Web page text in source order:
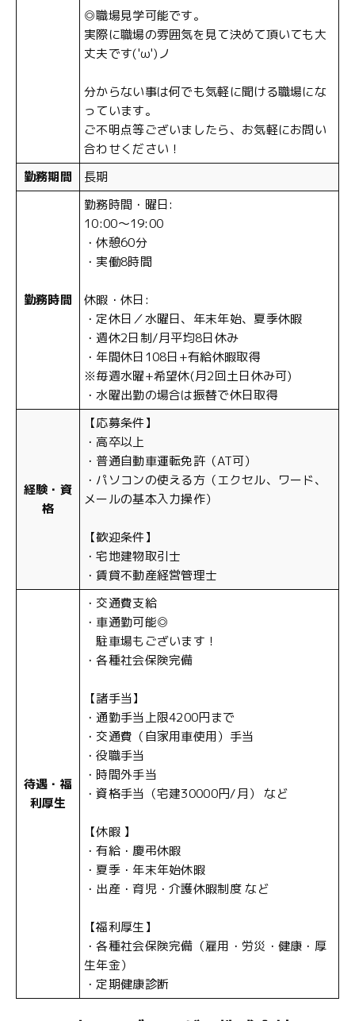
◎職場見学可能です。
実際に職場の雰囲気を見て決めて頂いても大
丈夫です('ω')ノ
分からない事は何でも気軽に聞ける職場にな
っています。
ご不明点等ございましたら、お気軽にお問い
合わせください！
勤務期間
長期
勤務時間
勤務時間・曜日:
10:00～19:00
・休憩60分
・実働8時間
休暇・休日:
・定休日／水曜日、年末年始、夏季休暇
・週休2日制/月平均8日休み
・年間休日108日+有給休暇取得
※毎週水曜+希望休(月2回土日休み可)
・水曜出勤の場合は振替で休日取得
経験・資
格
【応募条件】
・高卒以上
・普通自動車運転免許（AT可）
・パソコンの使える方（エクセル、ワード、
メールの基本入力操作）
【歓迎条件】
・宅地建物取引士
・賃貸不動産経営管理士
待遇・福
利厚生
・交通費支給
・車通勤可能◎
駐車場もございます！
・各種社会保険完備
【諸手当】
・通勤手当上限4200円まで
・交通費（自家用車使用）手当
・役職手当
・時間外手当
・資格手当（宅建30000円/月） など
【休暇 】
・有給・慶弔休暇
・夏季・年末年始休暇
・出産・育児・介護休暇制度 など
【福利厚生】
・各種社会保険完備（雇用・労災・健康・厚
生年金）
・定期健康診断